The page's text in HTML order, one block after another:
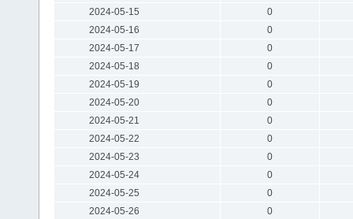
2024-05-15
0
2024-05-16
0
2024-05-17
0
2024-05-18
0
2024-05-19
0
2024-05-20
0
2024-05-21
0
2024-05-22
0
2024-05-23
0
2024-05-24
0
2024-05-25
0
2024-05-26
0